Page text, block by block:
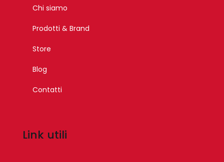
Chi siamo
Prodotti & Brand
Store
Blog
Contatti
Link utili